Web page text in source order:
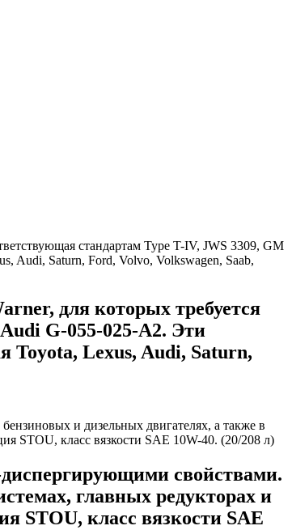
для которых требуется
G-055-025-A2. Эти
Toyota, Lexus, Audi, Saturn,
свойствами.
главных редукторах и
STOU, класс вязкости SAE